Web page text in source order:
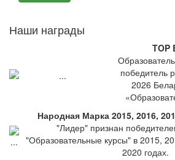
Наши награды
TOP
победитель
2026
Народная Марка 2015, 2016,
"Лидер" признан
"Образовательные курсы" в 2015,
2020 годах.